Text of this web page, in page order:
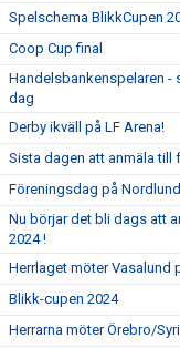
Spelschema BlikkCupen
Coop Cup final
Handelsbankenspelaren -
dag
Derby ikväll på LF Arena!
Sista dagen att anmäla
Föreningsdag på
Nu börjar det bli dags att
2024 !
Herrlaget möter Vasalund
Blikk-cupen 2024
Herrarna möter Örebro/